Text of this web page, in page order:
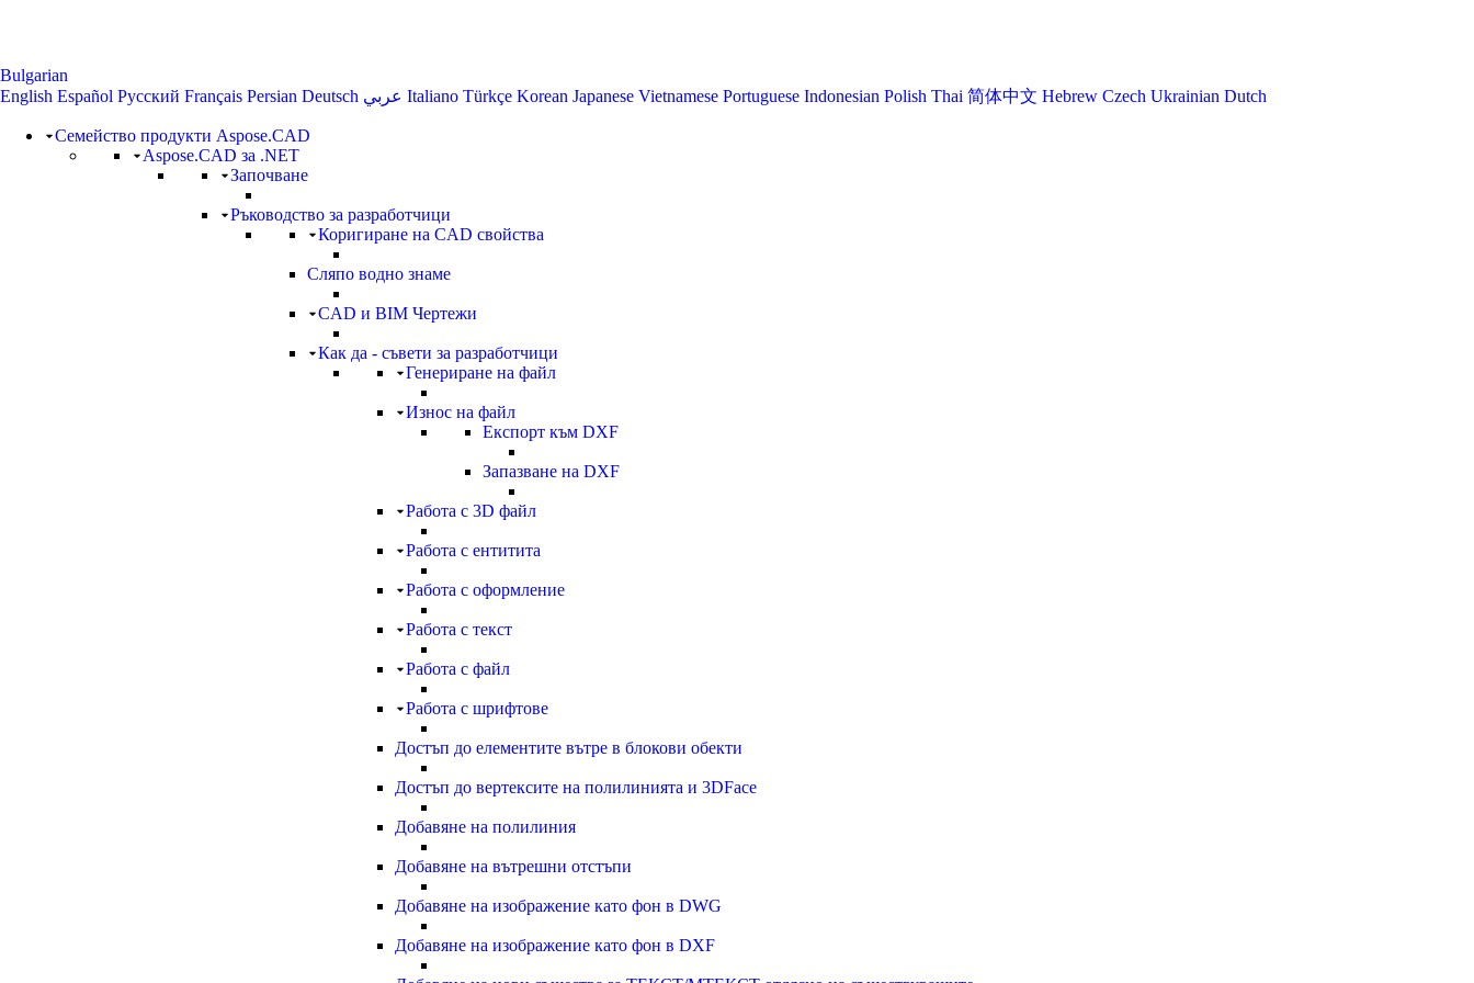
Bulgarian
English Español Русский Français Persian Deutsch عربي Italiano Türkçe Korean Japanese Vietnamese Portuguese Indonesian Polish Thai 简体中文 Hebrew Czech Ukrainian Dutch
Семейство продукти Aspose.CAD
Aspose.CAD за .NET
Започване
Ръководство за разработчици
Коригиране на CAD свойства
Сляпо водно знаме
CAD и BIM Чертежи
Как да - съвети за разработчици
Генериране на файл
Износ на файл
Експорт към DXF
Запазване на DXF
Работа с 3D файл
Работа с ентитита
Работа с оформление
Работа с текст
Работа с файл
Работа с шрифтове
Достъп до елементите вътре в блокови обекти
Достъп до вертексите на полилинията и 3DFace
Добавяне на полилиния
Добавяне на вътрешни отстъпи
Добавяне на изображение като фон в DWG
Добавяне на изображение като фон в DXF